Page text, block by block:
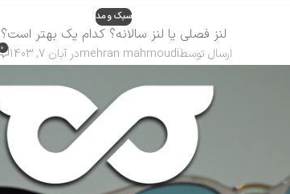
سبک و مد
لنز فصلی یا لنز سالانه؟ کدام یک بهتر است؟
ارسال توسطmehran mahmoudiدر آبان 7, 1403 0